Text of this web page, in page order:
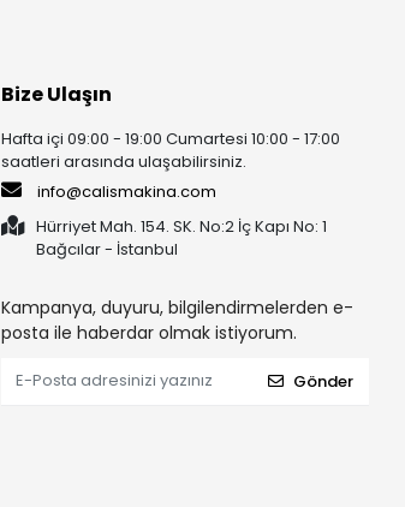
Bize Ulaşın
Hafta içi 09:00 - 19:00 Cumartesi 10:00 - 17:00
saatleri arasında ulaşabilirsiniz.
info@calismakina.com
Hürriyet Mah. 154. SK. No:2 İç Kapı No: 1
Bağcılar - İstanbul
Kampanya, duyuru, bilgilendirmelerden e-
posta ile haberdar olmak istiyorum.
Gönder